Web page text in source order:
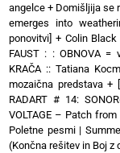
angelce + Domišljija se
emerges into
ponovitvi] + Colin
FAUST : : OBNOVA =
KRAČA :: Tatiana
mozaična predstava+
RADART # 14:
VOLTAGE – Patch
Poletne pesmi |
(Končna rešitev in Boj z